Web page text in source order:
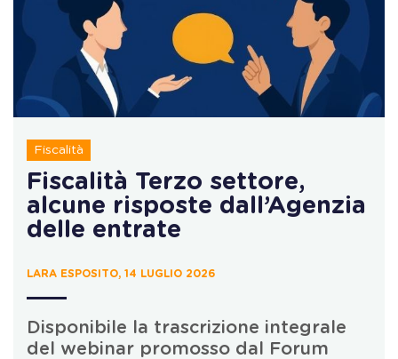
Fiscalità
Fiscalità Terzo settore,
alcune risposte dall’Agenzia
delle entrate
LARA ESPOSITO, 14 LUGLIO 2026
Disponibile la trascrizione integrale
del webinar promosso dal Forum